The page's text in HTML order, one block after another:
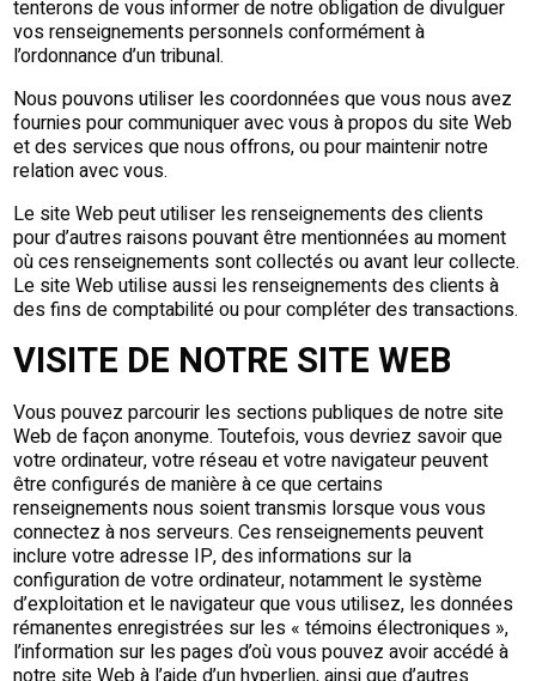
tenterons de vous informer de notre obligation de divulguer
vos renseignements personnels conformément à
l’ordonnance d’un tribunal.
Nous pouvons utiliser les coordonnées que vous nous avez
fournies pour communiquer avec vous à propos du site Web
et des services que nous offrons, ou pour maintenir notre
relation avec vous.
Le site Web peut utiliser les renseignements des clients
pour d’autres raisons pouvant être mentionnées au moment
où ces renseignements sont collectés ou avant leur collecte.
Le site Web utilise aussi les renseignements des clients à
des fins de comptabilité ou pour compléter des transactions.
VISITE DE NOTRE SITE WEB
Vous pouvez parcourir les sections publiques de notre site
Web de façon anonyme. Toutefois, vous devriez savoir que
votre ordinateur, votre réseau et votre navigateur peuvent
être configurés de manière à ce que certains
renseignements nous soient transmis lorsque vous vous
connectez à nos serveurs. Ces renseignements peuvent
inclure votre adresse IP, des informations sur la
configuration de votre ordinateur, notamment le système
d’exploitation et le navigateur que vous utilisez, les données
rémanentes enregistrées sur les « témoins électroniques »,
l’information sur les pages d’où vous pouvez avoir accédé à